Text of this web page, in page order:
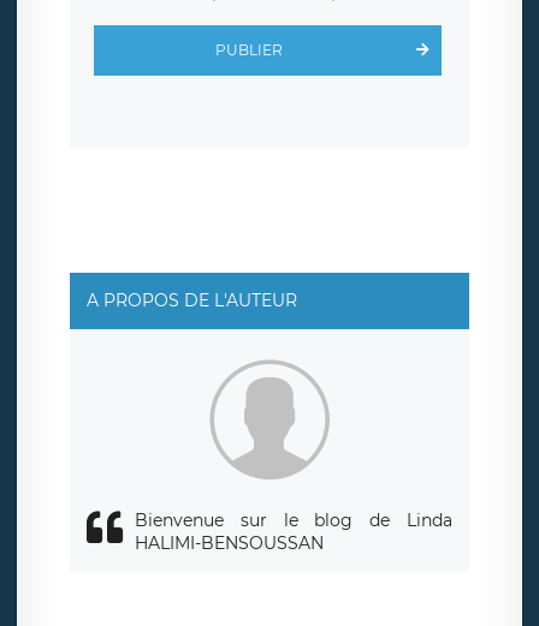
d’inscription est hébergé sur un serveur hébergé par
clauses de
protection conformes au RGPD
. Les données collectées
sont conservées jusqu’à ce que l’Internaute en sollicite la
rue Léopold Sédar Senghor, joignable à l’adresse mail :
responsabledetraitement@legavox.fr. Vous avez
également le droit d’introduire une réclamation auprès
d’une autorité de contrôle.
PUBLIER
A PROPOS DE L'AUTEUR
Bienvenue sur le blog de Linda
HALIMI-BENSOUSSAN